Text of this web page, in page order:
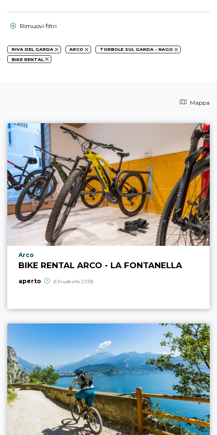
Rimuovi filtri
RIVA DEL GARDA ARCO
TORBOLE SUL GARDA - NAGO
BIKE RENTAL
Mappa
Località punto di interesse
Arco
BIKE RENTAL ARCO - LA FONTANELLA
aperto (Chiude alle 23:59)